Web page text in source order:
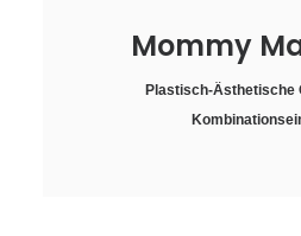
Mommy
Plastisch-Ästhetische